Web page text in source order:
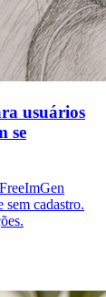
usuários
se
cadastro.